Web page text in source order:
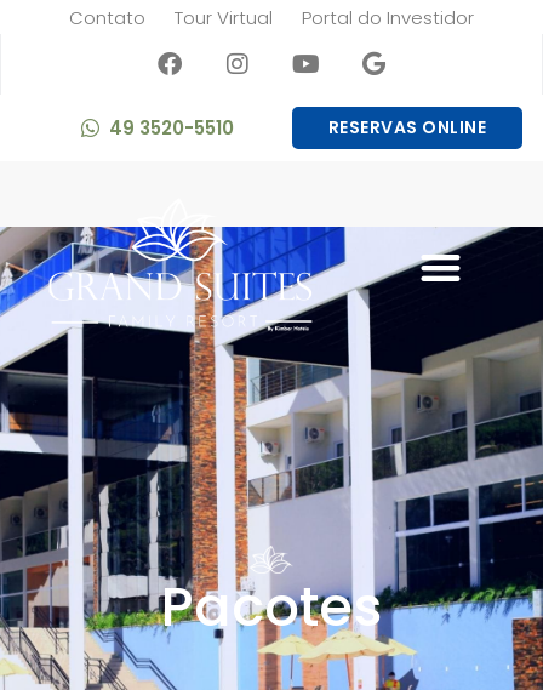
Contato Tour Virtual Portal do Investidor
49 3520-5510 RESERVAS ONLINE
Pacotes